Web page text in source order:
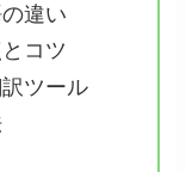
違い
コツ
ツール